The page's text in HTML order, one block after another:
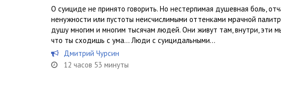
О суициде не принято говорить. Но нестерпимая душевная боль,
ненужности или пустоты неисчислимыми оттенками мрачной
душу многим и многим тысячам людей. Они живут там, внутри, эти
что ты сходишь с ума… Люди с суицидальными...
Дмитрий Чурсин
12 часов 53 минуты